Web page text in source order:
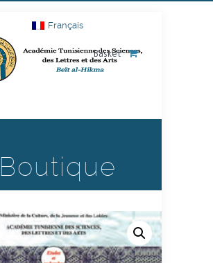
Français
Basket
Boutique